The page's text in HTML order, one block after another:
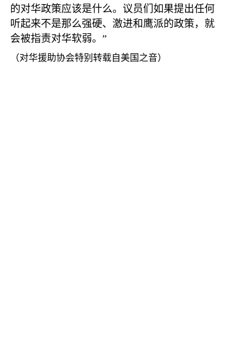
的对华政策应该是什么。议员们如果提出任何
听起来不是那么强硬、激进和鹰派的政策，就
会被指责对华软弱。”
（对华援助协会特别转载自美国之音）